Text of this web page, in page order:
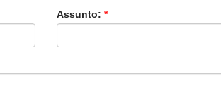
Assunto: *